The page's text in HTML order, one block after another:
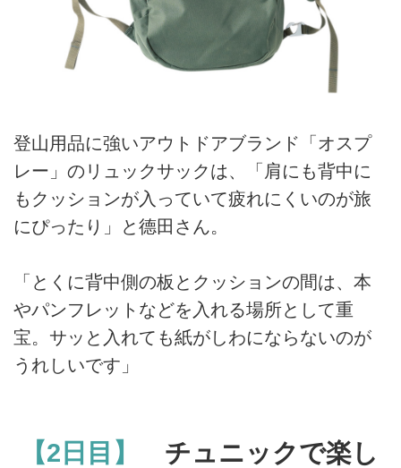
登山用品に強いアウトドアブランド「オスプ
レー」のリュックサックは、「肩にも背中に
もクッションが入っていて疲れにくいのが旅
にぴったり」と德田さん。
「とくに背中側の板とクッションの間は、本
やパンフレットなどを入れる場所として重
宝。サッと入れても紙がしわにならないのが
うれしいです」
【2日目】
チュニックで楽し